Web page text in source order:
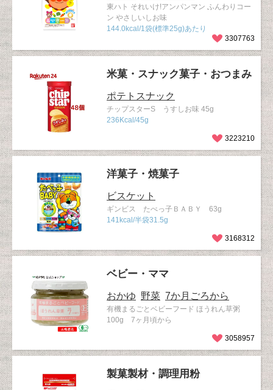
東ハト それいけ!アンパンマン ふんわりコー
ン やさしいしお味
144.0kcal/1袋(標準25g)あたり
3307763
米菓・スナック菓子・おつまみ
ポテトスナック
チップスターS うすしお味 45g
236Kcal/45g
3223210
洋菓子・焼菓子
ビスケット
ギンビス たべっ子ＢＡＢＹ 63g
141kcal/半袋31.5g
3168312
ベビー・ママ
おかゆ 野菜 7か月ごろから
有機まるごとベビーフード ほうれん草粥
100g 7ヶ月頃から
3058957
製菓製材・調理用粉